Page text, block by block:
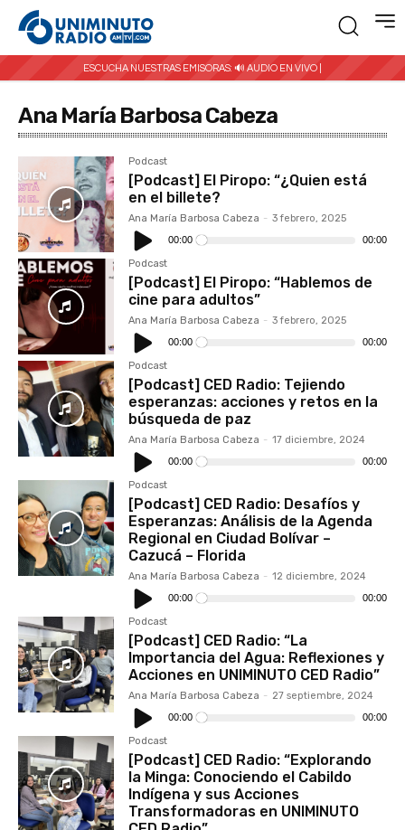
ESCUCHA NUESTRAS EMISORAS: 🔊 AUDIO EN VIVO |
Ana María Barbosa Cabeza
Podcast
[Podcast] El Piropo: “¿Quien está
en el billete?
Ana María Barbosa Cabeza - 3 febrero, 2025
Reproductor
de
audio
00:00 00:00
Podcast
[Podcast] El Piropo: “Hablemos de
cine para adultos”
Ana María Barbosa Cabeza - 3 febrero, 2025
Reproductor
de
audio
00:00 00:00
Podcast
[Podcast] CED Radio: Tejiendo
esperanzas: acciones y retos en la
búsqueda de paz
Ana María Barbosa Cabeza - 17 diciembre, 2024
Reproductor
de
audio
00:00 00:00
Podcast
[Podcast] CED Radio: Desafíos y
Esperanzas: Análisis de la Agenda
Regional en Ciudad Bolívar –
Cazucá – Florida
Ana María Barbosa Cabeza - 12 diciembre, 2024
Reproductor
de
audio
00:00 00:00
Podcast
[Podcast] CED Radio: “La
Importancia del Agua: Reflexiones y
Acciones en UNIMINUTO CED Radio”
Ana María Barbosa Cabeza - 27 septiembre, 2024
Reproductor
de
audio
00:00 00:00
Podcast
[Podcast] CED Radio: “Explorando
la Minga: Conociendo el Cabildo
Indígena y sus Acciones
Transformadoras en UNIMINUTO